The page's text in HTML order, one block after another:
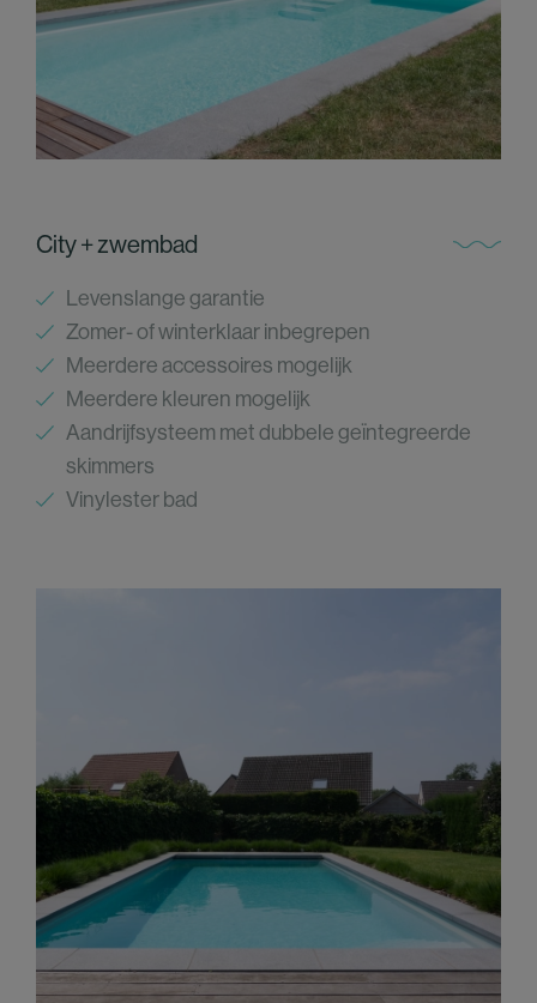
City + zwembad
Levenslange garantie
Zomer- of winterklaar inbegrepen
Meerdere accessoires mogelijk
Meerdere kleuren mogelijk
Aandrijfsysteem met dubbele geïntegreerde
skimmers
Vinylester bad